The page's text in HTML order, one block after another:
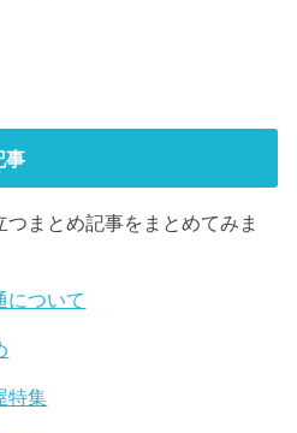
事
まとめ記事をまとめてみま
について
特集